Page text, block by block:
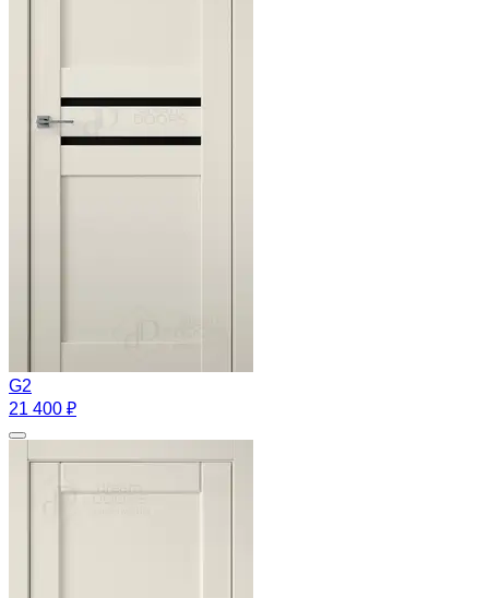
G2
21 400 ₽